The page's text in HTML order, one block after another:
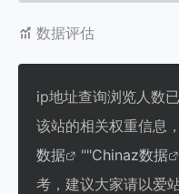
数据评估
ip地址查询浏览人数
该站的相关权重信息
数据
""Chinaz数据
考，建议大家请以爱